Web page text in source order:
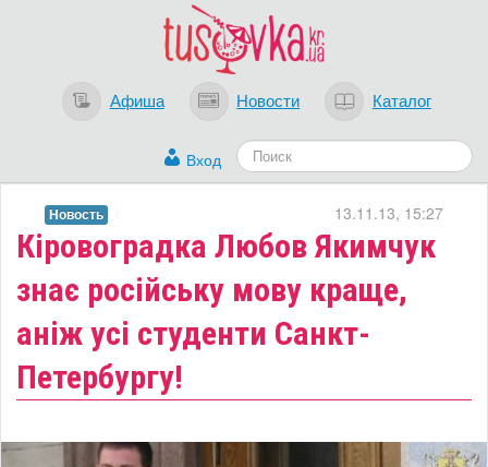
Афиша Новости Каталог
Вход
Кіровоградка Любов Якимчук
знає російську мову краще,
аніж усі студенти Санкт-
Петербургу!
13.11.13, 15:27
Новость